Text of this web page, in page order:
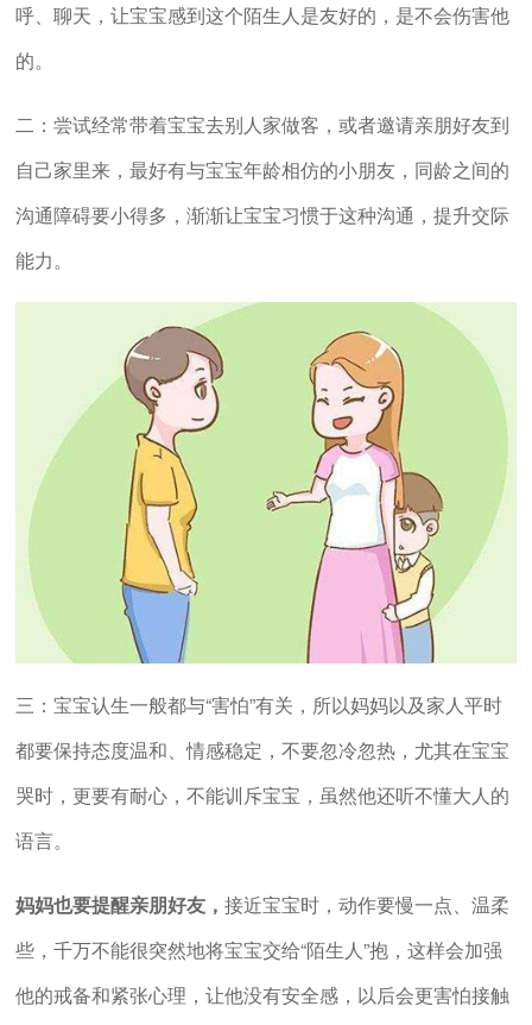
呼、聊天，让宝宝感到这个陌生人是友好的，是不会伤害他
的。
二：尝试经常带着宝宝去别人家做客，或者邀请亲朋好友到
自己家里来，最好有与宝宝年龄相仿的小朋友，同龄之间的
沟通障碍要小得多，渐渐让宝宝习惯于这种沟通，提升交际
能力。
三：宝宝认生一般都与“害怕”有关，所以妈妈以及家人平时
都要保持态度温和、情感稳定，不要忽冷忽热，尤其在宝宝
哭时，更要有耐心，不能训斥宝宝，虽然他还听不懂大人的
语言。
妈妈也要提醒亲朋好友， 接近宝宝时，动作要慢一点、温柔
些，千万不能很突然地将宝宝交给“陌生人”抱，这样会加强
他的戒备和紧张心理，让他没有安全感，以后会更害怕接触